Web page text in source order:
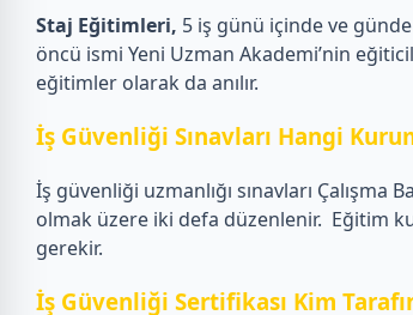
Staj Eğitimleri, 5 iş günü içinde ve
öncü ismi Yeni Uzman Akademi’nin
eğitimler olarak da anılır.
İş Güvenliği Sınavları Hangi
İş güvenliği uzmanlığı sınavları Çalışma
olmak üzere iki defa düzenlenir. Eğitim
gerekir.
İş Güvenliği Sertifikası Kim